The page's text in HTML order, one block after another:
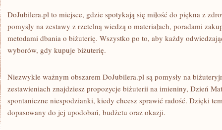
DoJubilera.pl to miejsce, gdzie spotykają się miłość do piękna z
pomysły na zestawy z rzetelną wiedzą o materiałach, poradami
metodami dbania o biżuterię. Wszystko po to, aby każdy
wyborów, gdy kupuje biżuterię.
Niezwykle ważnym obszarem DoJubilera.pl są pomysły na
zestawieniach znajdziesz propozycje biżuterii na imieniny, Dzień
spontaniczne niespodzianki, kiedy chcesz sprawić radość. Dzięki
dopasowany do jej upodobań, budżetu oraz okazji.